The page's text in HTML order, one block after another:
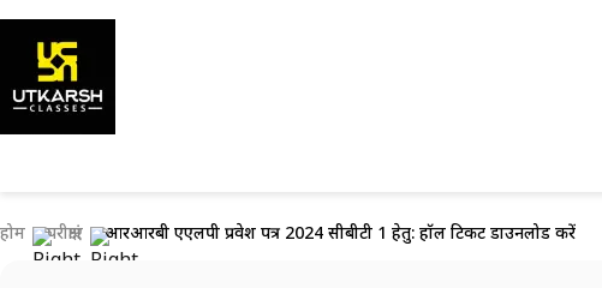
होम परीक्षाएं आरआरबी एएलपी प्रवेश पत्र 2024 सीबीटी 1 हेतु: हॉल टिकट डाउनलोड करें